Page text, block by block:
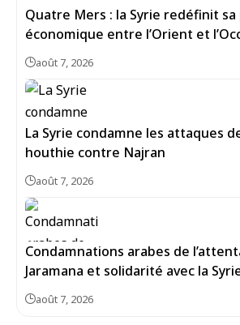
Quatre Mers : la Syrie redéfinit
économique entre l’Orient et
août 7, 2026
La Syrie condamne les attaques
houthie contre Najran
août 7, 2026
Condamnations arabes de
Jaramana et solidarité avec la
août 7, 2026